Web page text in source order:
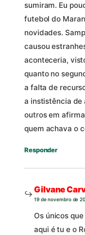
sumiram. Eu
futebol do
novidades.
causou
aconteceria,
quanto no
a falta de
a instistência de
outros em
quem achava o
Responder
Gilvane
19 de novembro de
Os únicos
aqui é tu e o